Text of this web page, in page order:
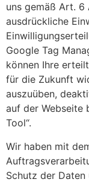
uns gemäß Art. 6
ausdrückliche
Google Tag
können Ihre
für die Zukunft
auszuüben,
auf der Webseite
Tool“.
Wir haben mit
Schutz der Daten